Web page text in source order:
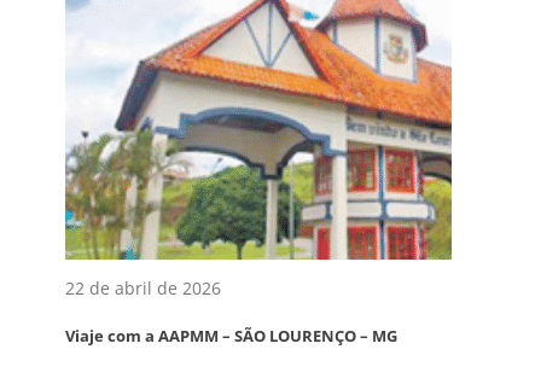
22 de abril de 2026
Viaje com a AAPMM – SÃO LOURENÇO – MG